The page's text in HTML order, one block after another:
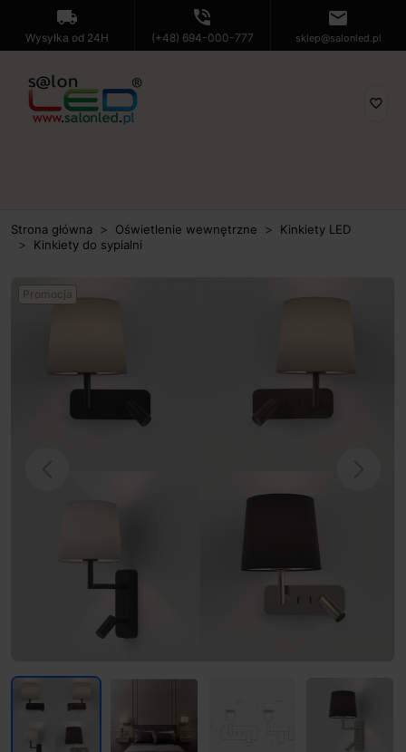
local_shipping
Wysyłka od 24H
phone_in_talk
(+48) 694-000-777
mail
sklep@salonled.pl
favorite_border
Strona główna Oświetlenie wewnętrzne
Kinkiety LED
Kinkiety do sypialni
Promocja